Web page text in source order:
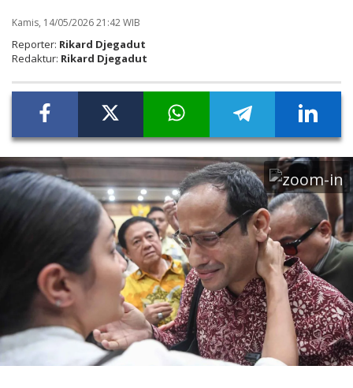
Kamis, 14/05/2026 21:42 WIB
Reporter: Rikard Djegadut
Redaktur: Rikard Djegadut